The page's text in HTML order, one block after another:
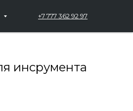
+7 777 362 92 97
инсрумента